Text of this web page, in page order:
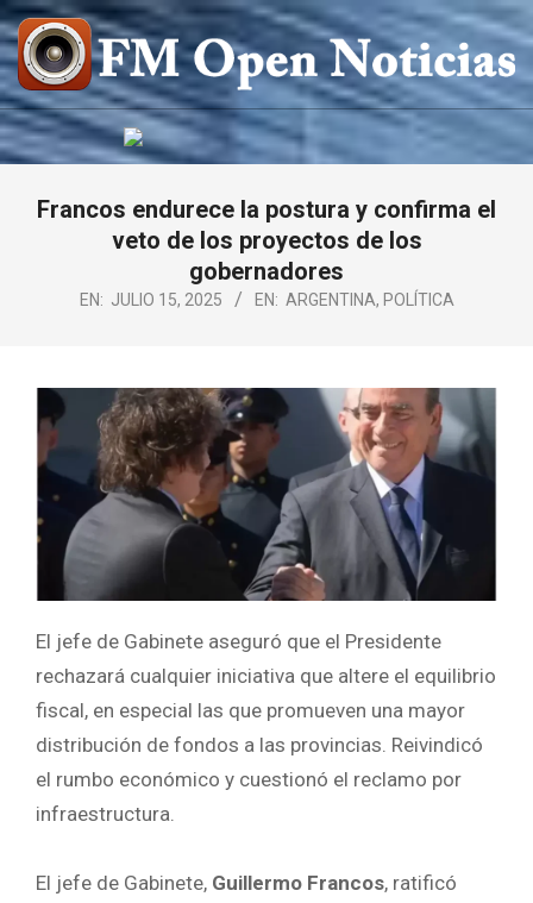
Saltar
al
contenido
FM
OPEN
NOTICIAS
Francos endurece la postura y confirma el
veto de los proyectos de los
gobernadores
EN: JULIO 15, 2025 EN: ARGENTINA, POLÍTICA
El jefe de Gabinete aseguró que el Presidente
rechazará cualquier iniciativa que altere el equilibrio
fiscal, en especial las que promueven una mayor
distribución de fondos a las provincias. Reivindicó
el rumbo económico y cuestionó el reclamo por
infraestructura.
El jefe de Gabinete, Guillermo Francos, ratificó